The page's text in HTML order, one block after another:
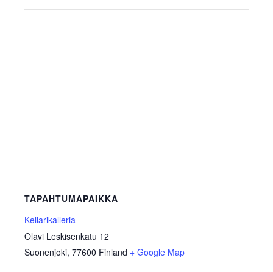
TAPAHTUMAPAIKKA
Kellarikalleria
Olavi Leskisenkatu 12
Suonenjoki, 77600 Finland + Google Map